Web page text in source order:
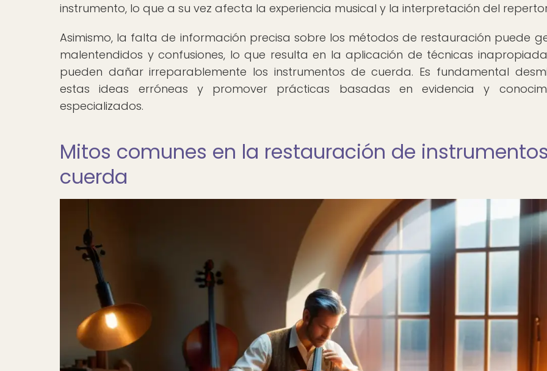
instrumento, lo que a su vez afecta la experiencia musical y la interpretación del
Asimismo, la falta de información precisa sobre los métodos de restauración puede
malentendidos y confusiones, lo que resulta en la aplicación de técnicas
pueden dañar irreparablemente los instrumentos de cuerda. Es fundamental
estas ideas erróneas y promover prácticas basadas en evidencia y
especializados.
Mitos comunes en la restauración de
cuerda